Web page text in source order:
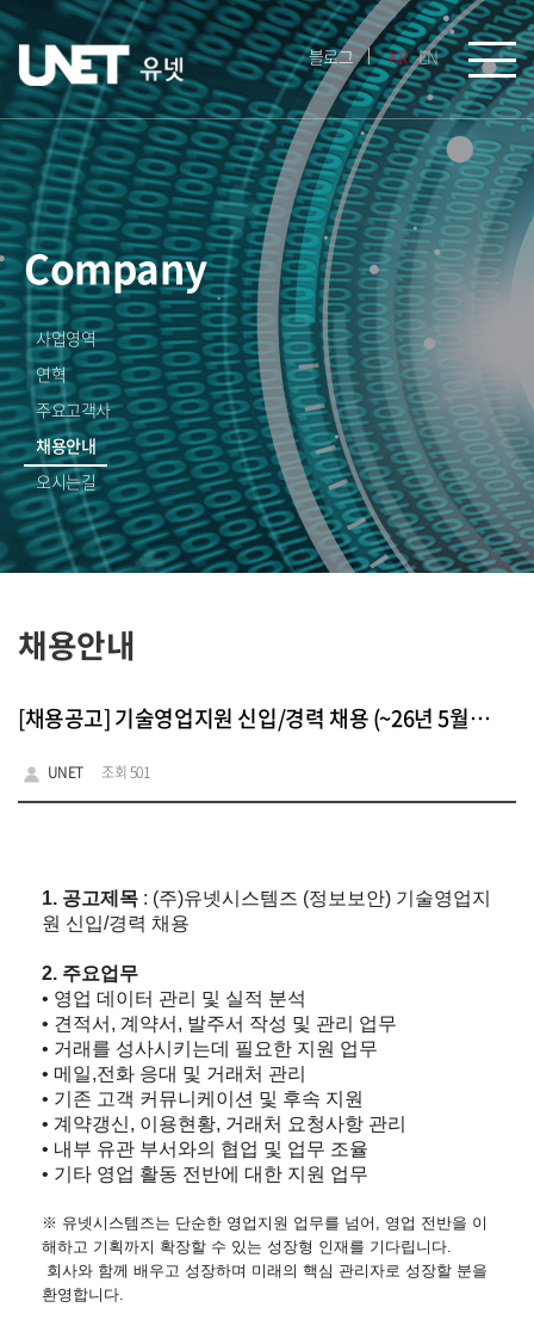
블로그 KR EN
Company
사업영역
연혁
주요고객사
채용안내
오시는길
채용안내
[채용공고] 기술영업지원 신입/경력 채용 (~26년 5월17일)
UNET 조회 501
1. 공고제목 : (주)유넷시스템즈 (정보보안) 기술영업지
원 신입/경력 채용
2. 주요업무
• 영업 데이터 관리 및 실적 분석
• 견적서, 계약서, 발주서 작성 및 관리 업무
• 거래를 성사시키는데 필요한 지원 업무
• 메일,전화 응대 및 거래처 관리
• 기존 고객 커뮤니케이션 및 후속 지원
• 계약갱신, 이용현황, 거래처 요청사항 관리
• 내부 유관 부서와의 협업 및 업무 조율
• 기타 영업 활동 전반에 대한 지원 업무
※ 유넷시스템즈는 단순한 영업지원 업무를 넘어, 영업 전반을 이
해하고 기획까지 확장할 수 있는 성장형 인재를 기다립니다.
회사와 함께 배우고 성장하며 미래의 핵심 관리자로 성장할 분을
환영합니다.